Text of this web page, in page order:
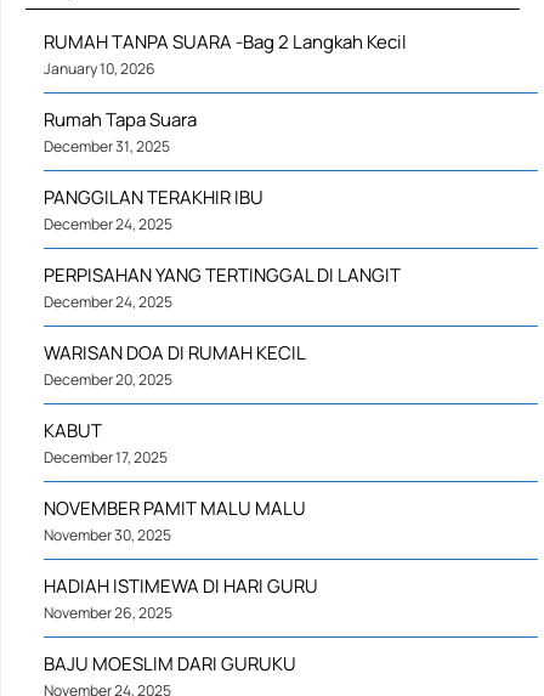
RUMAH TANPA SUARA -Bag 2 Langkah Kecil
January 10, 2026
Rumah Tapa Suara
December 31, 2025
PANGGILAN TERAKHIR IBU
December 24, 2025
PERPISAHAN YANG TERTINGGAL DI LANGIT
December 24, 2025
WARISAN DOA DI RUMAH KECIL
December 20, 2025
KABUT
December 17, 2025
NOVEMBER PAMIT MALU MALU
November 30, 2025
HADIAH ISTIMEWA DI HARI GURU
November 26, 2025
BAJU MOESLIM DARI GURUKU
November 24, 2025